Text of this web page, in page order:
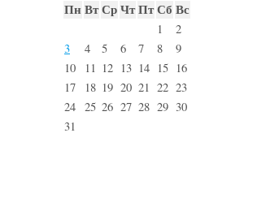
Пн ВтСрЧтПтСб Вс
1
2
3
4 5 6 7 8
9
10
11 12 13 14 15 16
17
18 19 20 21 22 23
24 25 26 27 28 29 30
31